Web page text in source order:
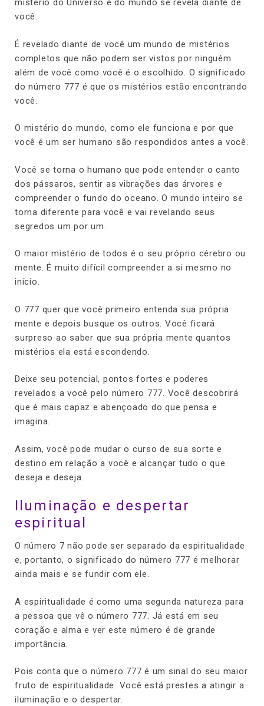
mistério do Universo e do mundo se revela diante de
você.
É revelado diante de você um mundo de mistérios
completos que não podem ser vistos por ninguém
além de você como você é o escolhido. O significado
do número 777 é que os mistérios estão encontrando
você.
O mistério do mundo, como ele funciona e por que
você é um ser humano são respondidos antes a você.
Você se torna o humano que pode entender o canto
dos pássaros, sentir as vibrações das árvores e
compreender o fundo do oceano. O mundo inteiro se
torna diferente para você e vai revelando seus
segredos um por um.
O maior mistério de todos é o seu próprio cérebro ou
mente. É muito difícil compreender a si mesmo no
início.
O 777 quer que você primeiro entenda sua própria
mente e depois busque os outros. Você ficará
surpreso ao saber que sua própria mente quantos
mistérios ela está escondendo.
Deixe seu potencial, pontos fortes e poderes
revelados a você pelo número 777. Você descobrirá
que é mais capaz e abençoado do que pensa e
imagina.
Assim, você pode mudar o curso de sua sorte e
destino em relação a você e alcançar tudo o que
deseja e deseja.
Iluminação e despertar
espiritual
O número 7 não pode ser separado da espiritualidade
e, portanto, o significado do número 777 é melhorar
ainda mais e se fundir com ele.
A espiritualidade é como uma segunda natureza para
a pessoa que vê o número 777. Já está em seu
coração e alma e ver este número é de grande
importância.
Pois conta que o número 777 é um sinal do seu maior
fruto de espiritualidade. Você está prestes a atingir a
iluminação e o despertar.